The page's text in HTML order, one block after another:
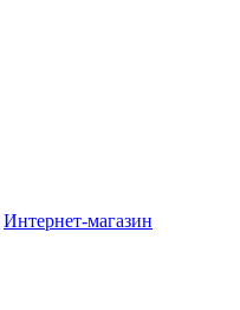
Интернет-магазин